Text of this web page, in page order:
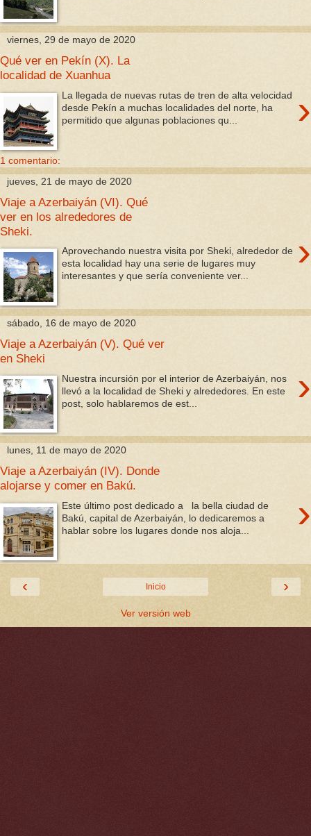
viernes, 29 de mayo de 2020
Qué ver en Pekín (X). La
localidad de Xuanhua
›
La llegada de nuevas rutas de tren de alta velocidad
desde Pekín a muchas localidades del norte, ha
permitido que algunas poblaciones qu...
1 comentario:
jueves, 21 de mayo de 2020
Viaje a Azerbaiyán (VI). Qué
ver en los alrededores de
Sheki.
›
Aprovechando nuestra visita por Sheki, alrededor de
esta localidad hay una serie de lugares muy
interesantes y que sería conveniente ver...
sábado, 16 de mayo de 2020
Viaje a Azerbaiyán (V). Qué ver
en Sheki
›
Nuestra incursión por el interior de Azerbaiyán, nos
llevó a la localidad de Sheki y alrededores. En este
post, solo hablaremos de est...
lunes, 11 de mayo de 2020
Viaje a Azerbaiyán (IV). Donde
alojarse y comer en Bakú.
›
Este último post dedicado a la bella ciudad de
Bakú, capital de Azerbaiyán, lo dedicaremos a
hablar sobre los lugares donde nos aloja...
‹ ›
Inicio
Ver versión web